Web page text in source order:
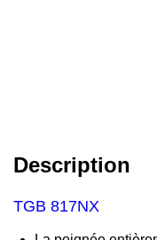
Description
TGB 817NX